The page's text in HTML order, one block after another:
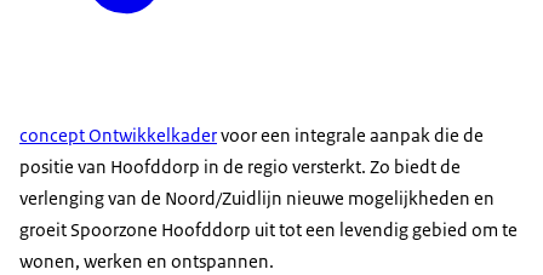
concept Ontwikkelkadervoor een integrale aanpak die de
positie van Hoofddorp in de regio versterkt. Zo biedt de
verlenging van de Noord/Zuidlijn nieuwe mogelijkheden en
groeit Spoorzone Hoofddorp uit tot een levendig gebied om te
wonen, werken en ontspannen.